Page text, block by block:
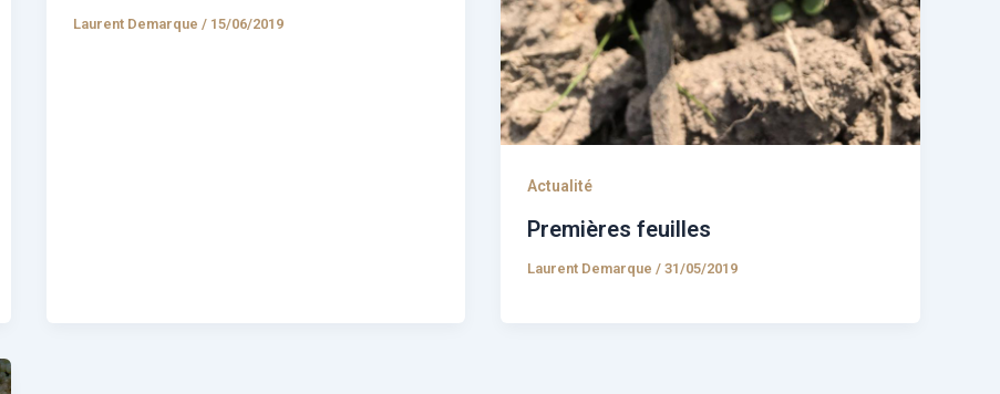
Laurent Demarque / 15/06/2019
Actualité
Premières feuilles
Laurent Demarque/31/05/2019